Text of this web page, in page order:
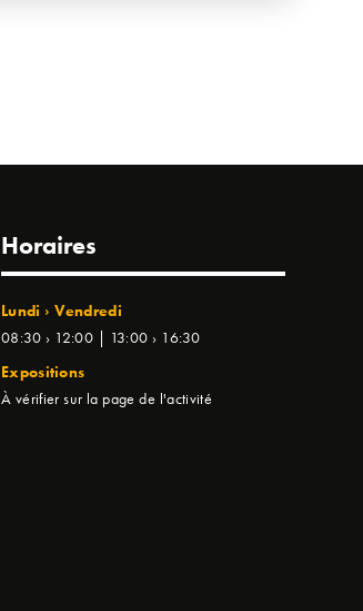
Horaires
Lundi › Vendredi
08:30 › 12:00 | 13:00 › 16:30
Expositions
À vérifier sur la page de l'activité